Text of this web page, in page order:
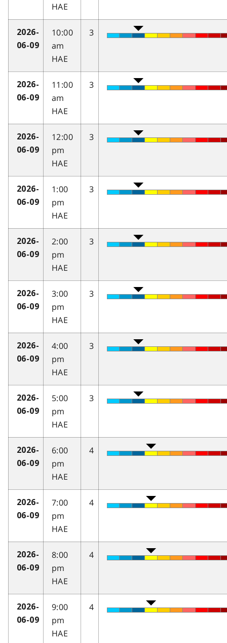
HAE
2026-
06-09
10:00
am
HAE
3
2026-
06-09
11:00
am
HAE
3
2026-
06-09
12:00
pm
HAE
3
2026-
06-09
1:00
pm
HAE
3
2026-
06-09
2:00
pm
HAE
3
2026-
06-09
3:00
pm
HAE
3
2026-
06-09
4:00
pm
HAE
3
2026-
06-09
5:00
pm
HAE
3
2026-
06-09
6:00
pm
HAE
4
2026-
06-09
7:00
pm
HAE
4
2026-
06-09
8:00
pm
HAE
4
2026-
06-09
9:00
pm
HAE
4